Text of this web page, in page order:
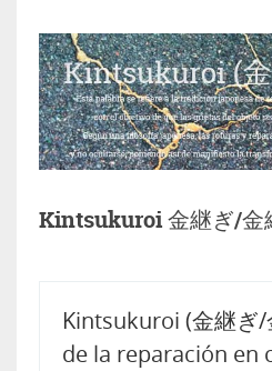
Kintsukuroi 金継ぎ/金
Kintsukuroi (金継ぎ
de la reparación en